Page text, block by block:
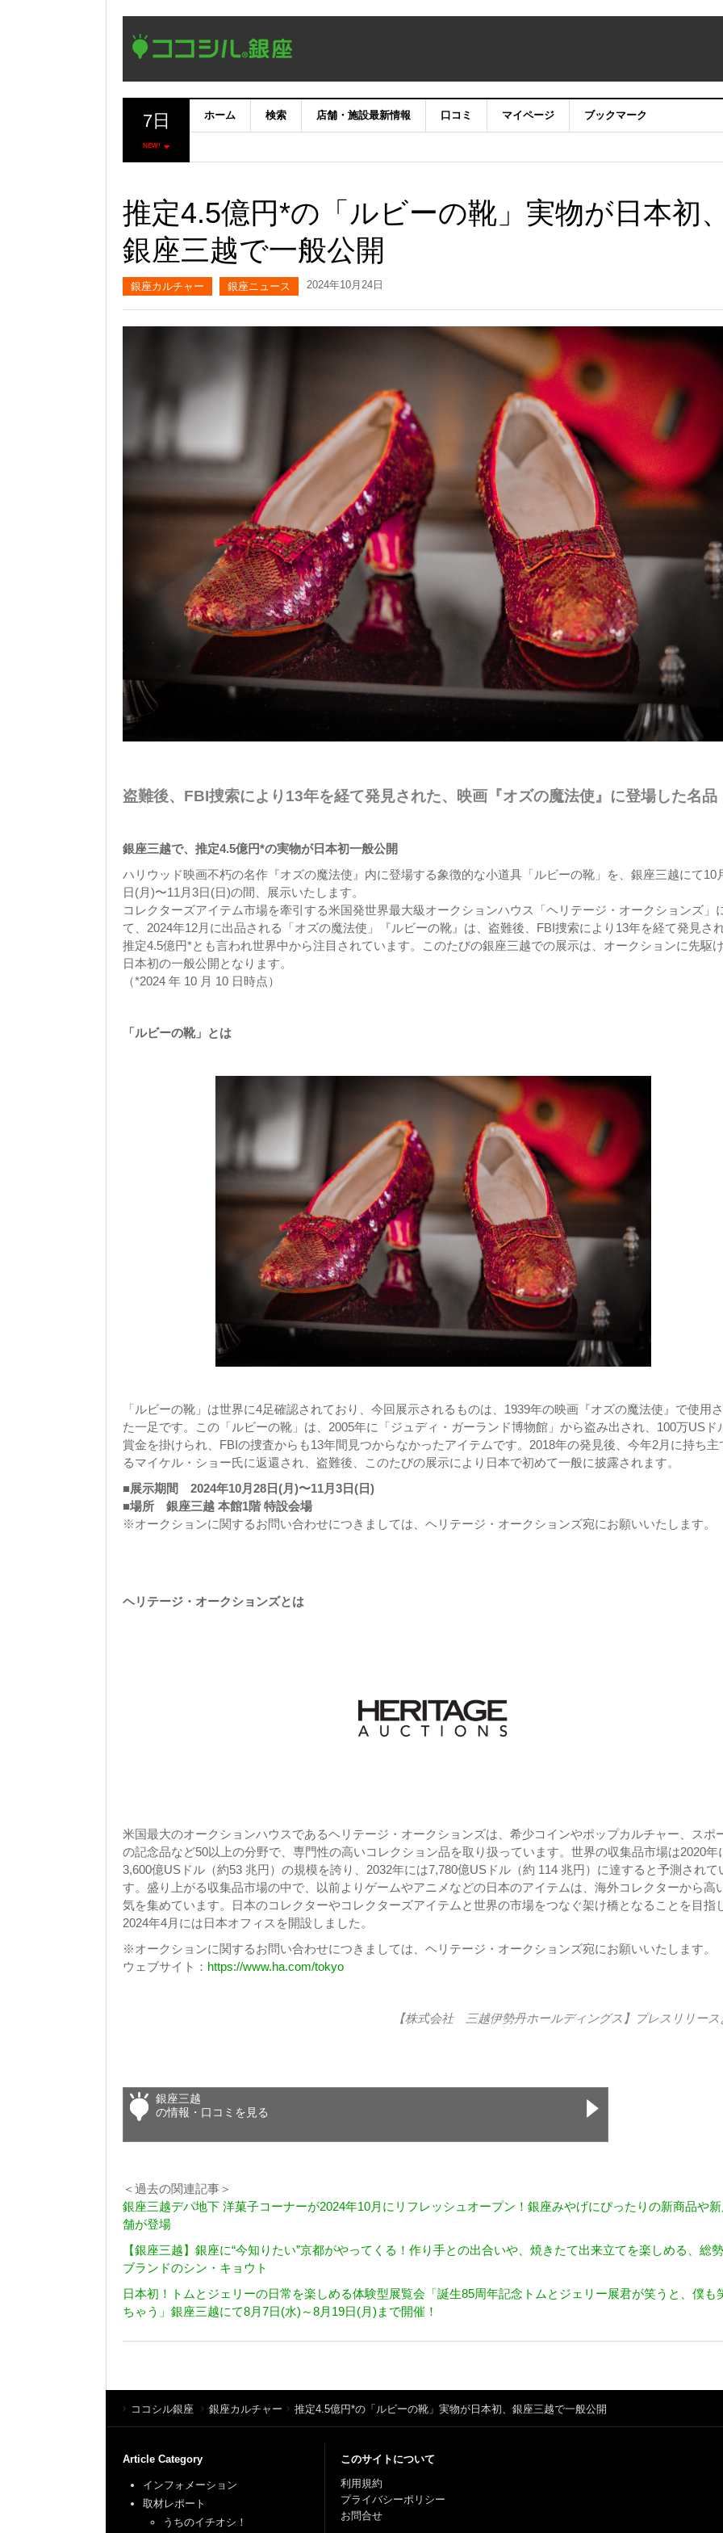
7日
NEW!
ホーム 検索 店舗・施設最新情報 口コミ マイページ ブックマーク
推定4.5億円*の「ルビーの靴」実物が日本初、
銀座三越で一般公開
銀座カルチャー 銀座ニュース 2024年10月24日
盗難後、FBI捜索により13年を経て発見された、映画『オズの魔法使』に登場した名品
銀座三越で、推定4.5億円*の実物が日本初一般公開
ハリウッド映画不朽の名作『オズの魔法使』内に登場する象徴的な小道具「ルビーの靴」を、銀座三越にて10
日(月)〜11月3日(日)の間、展示いたします。
コレクターズアイテム市場を牽引する米国発世界最大級オークションハウス「ヘリテージ・オークションズ」
て、2024年12月に出品される「オズの魔法使」『ルビーの靴』は、盗難後、FBI捜索により13年を経て発見され
推定4.5億円*とも言われ世界中から注目されています。このたびの銀座三越での展示は、オークションに先駆
日本初の一般公開となります。
（*2024 年 10 月 10 日時点）
「ルビーの靴」とは
「ルビーの靴」は世界に4足確認されており、今回展示されるものは、1939年の映画『オズの魔法使』で使用
た一足です。この「ルビーの靴」は、2005年に「ジュディ・ガーランド博物館」から盗み出され、100万USド
賞金を掛けられ、FBIの捜査からも13年間見つからなかったアイテムです。2018年の発見後、今年2月に持ち主
るマイケル・ショー氏に返還され、盗難後、このたびの展示により日本で初めて一般に披露されます。
■展示期間 2024年10月28日(月)〜11月3日(日)
■場所 銀座三越 本館1階 特設会場
※オークションに関するお問い合わせにつきましては、ヘリテージ・オークションズ宛にお願いいたします。
ヘリテージ・オークションズとは
米国最大のオークションハウスであるヘリテージ・オークションズは、希少コインやポップカルチャー、スポ
の記念品など50以上の分野で、専門性の高いコレクション品を取り扱っています。世界の収集品市場は2020年
3,600億USドル（約53 兆円）の規模を誇り、2032年には7,780億USドル（約 114 兆円）に達すると予測されて
す。盛り上がる収集品市場の中で、以前よりゲームやアニメなどの日本のアイテムは、海外コレクターから高
気を集めています。日本のコレクターやコレクターズアイテムと世界の市場をつなぐ架け橋となることを目指
2024年4月には日本オフィスを開設しました。
※オークションに関するお問い合わせにつきましては、ヘリテージ・オークションズ宛にお願いいたします。
ウェブサイト： https://www.ha.com/tokyo
【株式会社 三越伊勢丹ホールディングス】 プレスリリース
銀座三越
の情報・口コミを見る
＜過去の関連記事＞
銀座三越デパ地下 洋菓子コーナーが2024年10月にリフレッシュオープン！銀座みやげにぴったりの新商品や
舗が登場
【銀座三越】銀座に“今知りたい”京都がやってくる！作り手との出合いや、焼きたて出来立てを楽しめる、総
ブランドのシン・キョウト
日本初！トムとジェリーの日常を楽しめる体験型展覧会「誕生85周年記念トムとジェリー展君が笑うと、僕も
ちゃう」銀座三越にて8月7日(水)～8月19日(月)まで開催！
ココシル銀座 銀座カルチャー 推定4.5億円*の「ルビーの靴」実物が日本初、銀座三越で一般公開
Article Category
インフォメーション
取材レポート
うちのイチオシ！
このサイトについて
利用規約
プライバシーポリシー
お問合せ